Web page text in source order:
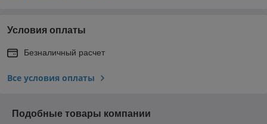
Условия оплаты
Безналичный расчет
Все условия оплаты
Подобные товары компании